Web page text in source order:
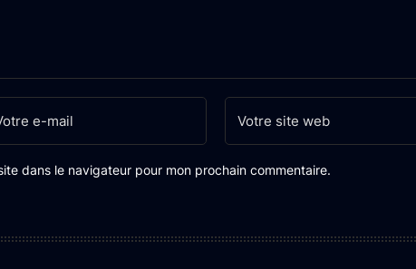
dans le navigateur pour mon prochain commentaire.